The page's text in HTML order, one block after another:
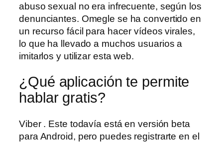
abuso sexual no era infrecuente, según los
denunciantes. Omegle se ha convertido en
un recurso fácil para hacer vídeos virales,
lo que ha llevado a muchos usuarios a
imitarlos y utilizar esta web.
¿Qué aplicación te permite
hablar gratis?
Viber . Este todavía está en versión beta
para Android, pero puedes registrarte en el